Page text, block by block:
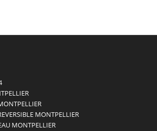
MONTPELLIER
MONTPELLIER